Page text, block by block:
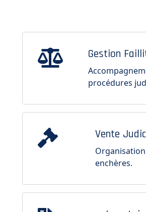
Gestion
procédures
Vente
enchères.